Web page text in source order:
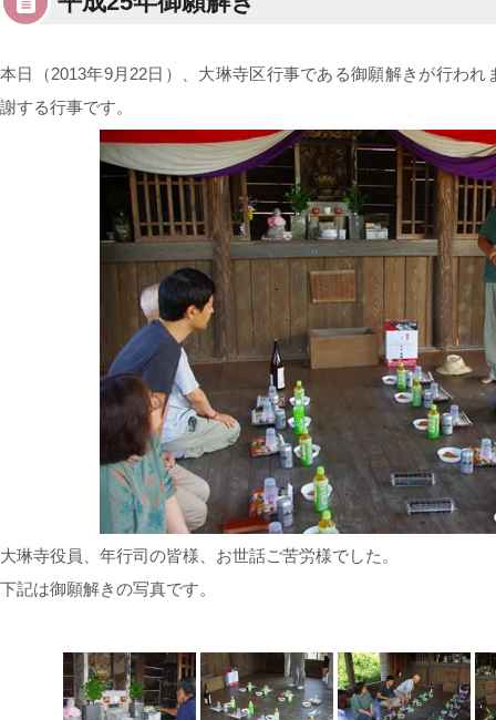
本日（2013年9月22日）、大琳寺区行事である御願解きが行わ
謝する行事です。
大琳寺役員、年行司の皆様、お世話ご苦労様でした。
下記は御願解きの写真です。